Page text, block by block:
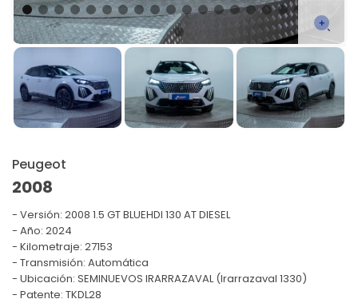
Peugeot
2008
Versión: 2008 1.5 GT BLUEHDI 130 AT DIESEL
Año: 2024
Kilometraje: 27153
Transmisión: Automática
Ubicación: SEMINUEVOS IRARRAZAVAL (Irarrazaval 1330)
Patente: TKDL28